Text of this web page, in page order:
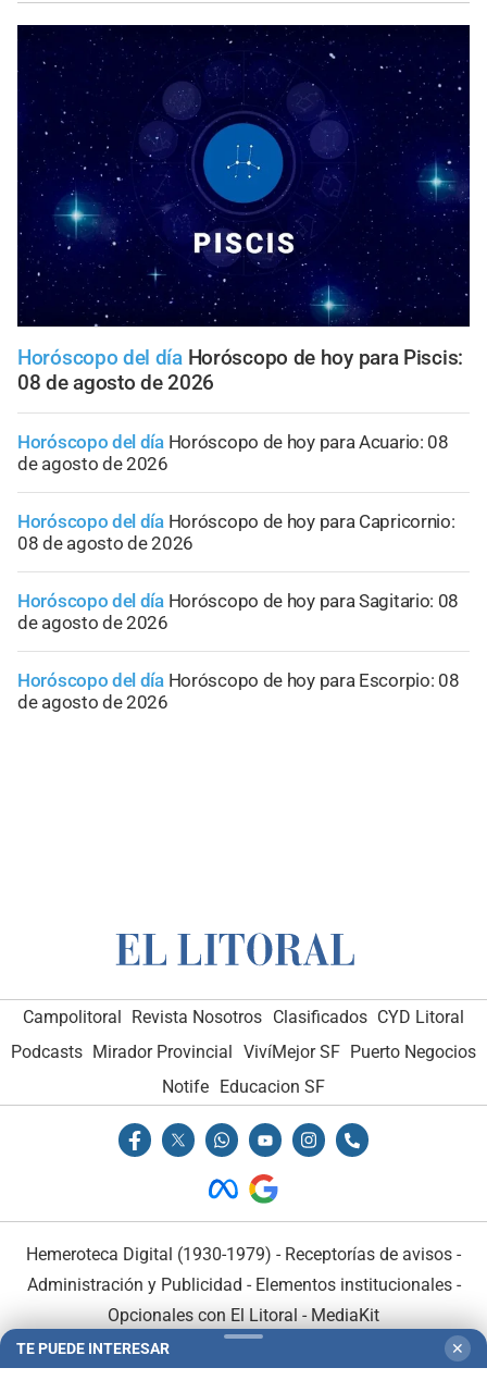
Horóscopo del día Horóscopo de hoy para Piscis:
08 de agosto de 2026
Horóscopo del día Horóscopo de hoy para Acuario: 08
de agosto de 2026
Horóscopo del día Horóscopo de hoy para Capricornio:
08 de agosto de 2026
Horóscopo del día Horóscopo de hoy para Sagitario: 08
de agosto de 2026
Horóscopo del día Horóscopo de hoy para Escorpio: 08
de agosto de 2026
Campolitoral Revista Nosotros Clasificados CYD Litoral
Podcasts Mirador Provincial VivíMejor SF Puerto Negocios
Notife
Educacion SF
Hemeroteca Digital (1930-1979) - Receptorías de avisos -
Administración y Publicidad - Elementos institucionales-
Opcionales con El Litoral - MediaKit
TE PUEDE INTERESAR ✕